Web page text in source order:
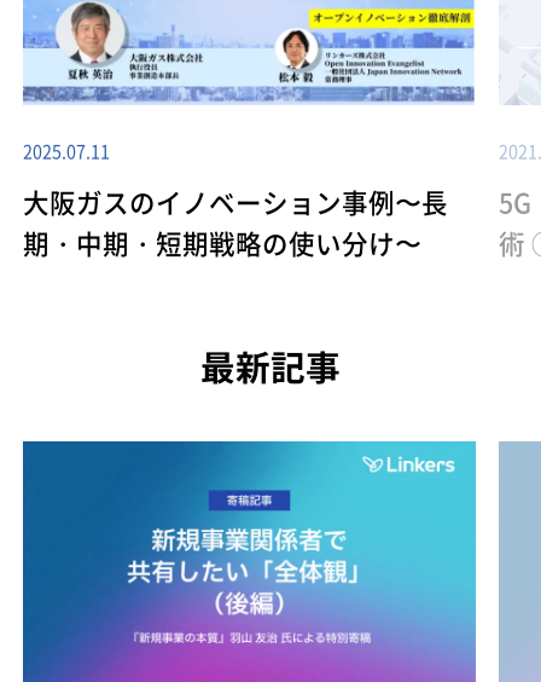
2025.07.11
大阪ガスのイノベーション事例〜長
期・中期・短期戦略の使い分け〜
術
最新記事